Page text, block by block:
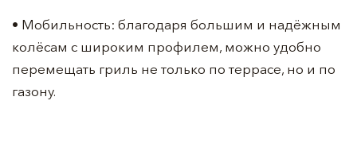
• Мобильность: благодаря большим и надёжным
колёсам с широким профилем, можно удобно
перемещать гриль не только по террасе, но и по
газону.